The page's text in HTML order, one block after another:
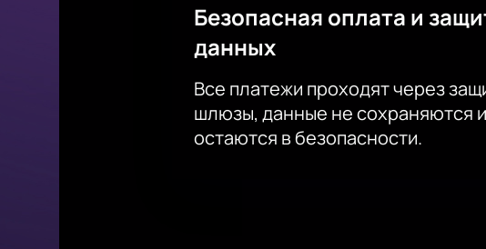
Безопасная оплата и
данных
Все платежи проходят через
шлюзы, данные не сохраняются и
остаются в безопасности.